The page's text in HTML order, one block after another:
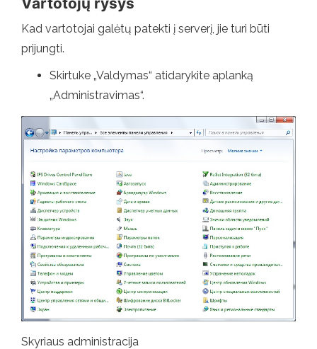
Kad vartotojai galėtų patekti į serverį, jie turi būti
prijungti.
Skirtuke „Valdymas“ atidarykite aplanką
„Administravimas“.
Skyriaus administracija